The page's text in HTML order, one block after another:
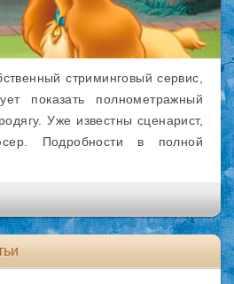
стриминговый сервис,
показать полнометражный
Уже известны сценарист,
Подробности в полной